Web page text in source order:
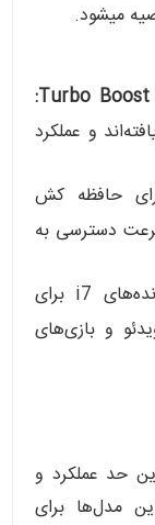
میشود.
و عملکرد
حافظه کش
دسترسی به
پردازنده‌های i7 برای
و بازی‌های
حد عملکرد و
مدل‌ها برای